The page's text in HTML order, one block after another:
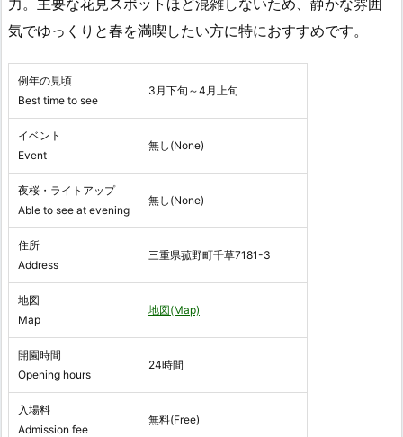
気でゆっくりと春を満喫したい方に特におすすめです。
例年の見頃
Best time to see
3月下旬～4月上旬
イベント
Event
無し(None)
夜桜・ライトアップ
Able to see at evening
無し(None)
住所
Address
三重県菰野町千草7181-3
地図
Map
地図(Map)
開園時間
Opening hours
24時間
入場料
Admission fee
無料(Free)